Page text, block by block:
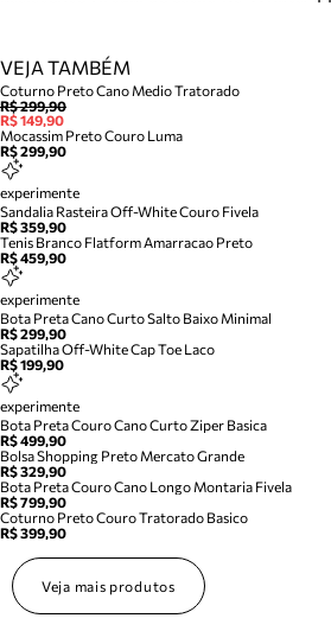
VEJA TAMBÉM
Coturno Preto Cano Medio Tratorado
R$ 299,90
R$ 149,90
Mocassim Preto Couro Luma
R$ 299,90
experimente
Sandalia Rasteira Off-White Couro Fivela
R$ 359,90
Tenis Branco Flatform Amarracao Preto
R$ 459,90
experimente
Bota Preta Cano Curto Salto Baixo Minimal
R$ 299,90
Sapatilha Off-White Cap Toe Laco
R$ 199,90
experimente
Bota Preta Couro Cano Curto Ziper Basica
R$ 499,90
Bolsa Shopping Preto Mercato Grande
R$ 329,90
Bota Preta Couro Cano Longo Montaria Fivela
R$ 799,90
Coturno Preto Couro Tratorado Basico
R$ 399,90
Veja mais produtos